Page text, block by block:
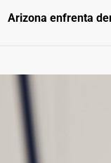
Arizona enfrenta